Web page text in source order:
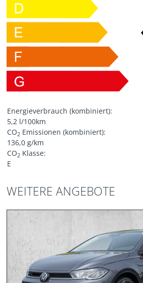
Energieverbrauch (kombiniert):
5,2 l/100km
CO2 Emissionen (kombiniert):
136,0 g/km
CO2 Klasse:
E
WEITERE ANGEBOTE